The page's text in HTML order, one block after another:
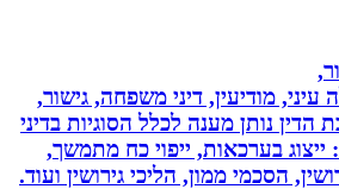
מודיעין, דיני משפחה, גישור,
נותן מענה לכלל הסוגיות בדיני
בערכאות, ייפוי כח מתמשך,
הסכמי ממון, הליכי גירושין ועוד.